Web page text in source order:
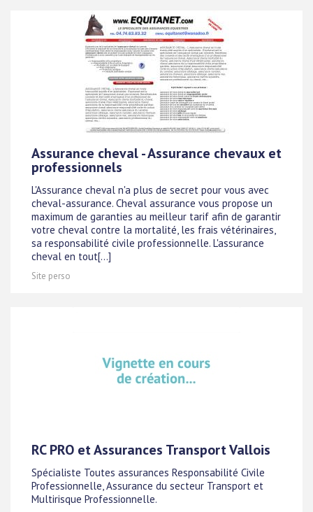
Assurance cheval - Assurance chevaux et
professionnels
L'Assurance cheval n'a plus de secret pour vous avec
cheval-assurance. Cheval assurance vous propose un
maximum de garanties au meilleur tarif afin de garantir
votre cheval contre la mortalité, les frais vétérinaires,
sa responsabilité civile professionnelle. L'assurance
cheval en tout[...]
Site perso
RC PRO et Assurances Transport Vallois
Spécialiste Toutes assurances Responsabilité Civile
Professionnelle, Assurance du secteur Transport et
Multirisque Professionnelle.